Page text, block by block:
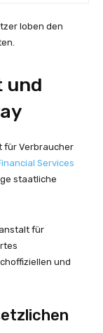
loben den
und
für Verbraucher
Services
staatliche
für
und